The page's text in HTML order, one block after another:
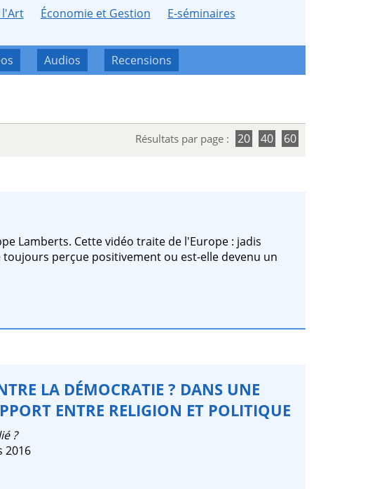
l'Art Économie et Gestion E-séminaires
Audios Recensions
Résultats par page : 20 40 60
Lamberts. Cette vidéo traite de l'Europe : jadis
perçue positivement ou est-elle devenu un
LA DÉMOCRATIE ? DANS UNE
ENTRE RELIGION ET POLITIQUE
?
2016